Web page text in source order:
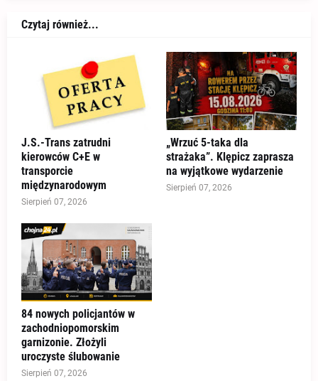
Czytaj również...
J.S.-Trans zatrudni
kierowców C+E w
transporcie
międzynarodowym
Sierpień 07, 2026
„Wrzuć 5-taka dla
strażaka”. Klępicz zaprasza
na wyjątkowe wydarzenie
Sierpień 07, 2026
84 nowych policjantów w
zachodniopomorskim
garnizonie. Złożyli
uroczyste ślubowanie
Sierpień 07, 2026